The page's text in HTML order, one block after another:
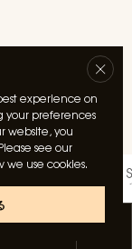
experience on
your preferences
website, you
see our
use cookies.
ゃべる